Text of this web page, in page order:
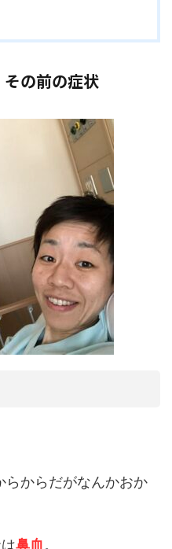
の前の症状
らからだがなんかおか
鼻血。